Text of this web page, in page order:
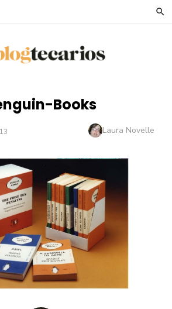
Books
Autor
Laura Novelle